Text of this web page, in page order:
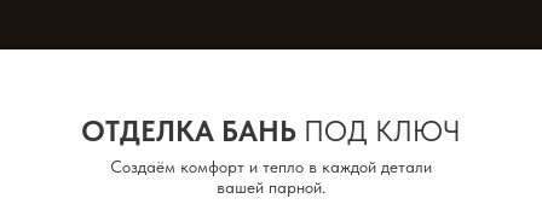
ОТДЕЛКА БАНЬ ПОД КЛЮЧ
Создаём комфорт и тепло в каждой детали
вашей парной.